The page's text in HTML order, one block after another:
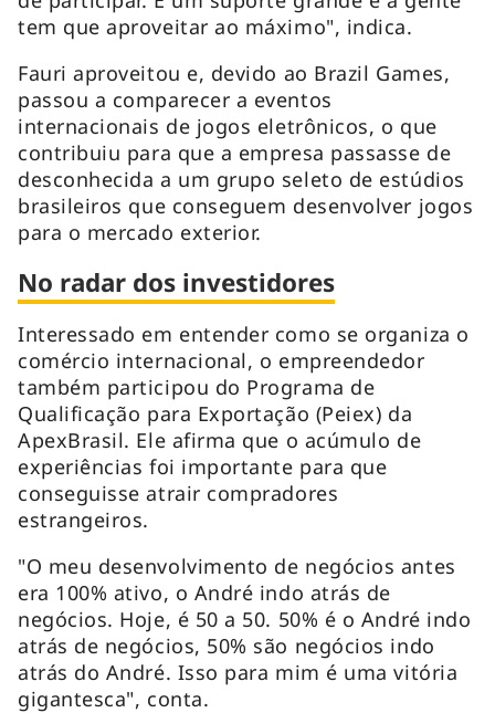
tem que aproveitar ao máximo", indica.
Fauri aproveitou e, devido ao Brazil Games,
passou a comparecer a eventos
internacionais de jogos eletrônicos, o que
contribuiu para que a empresa passasse de
desconhecida a um grupo seleto de estúdios
brasileiros que conseguem desenvolver jogos
para o mercado exterior.
No radar dos investidores
Interessado em entender como se organiza o
comércio internacional, o empreendedor
também participou do Programa de
Qualificação para Exportação (Peiex) da
ApexBrasil. Ele afirma que o acúmulo de
experiências foi importante para que
conseguisse atrair compradores
estrangeiros.
"O meu desenvolvimento de negócios antes
era 100% ativo, o André indo atrás de
negócios. Hoje, é 50 a 50. 50% é o André indo
atrás de negócios, 50% são negócios indo
atrás do André. Isso para mim é uma vitória
gigantesca", conta.